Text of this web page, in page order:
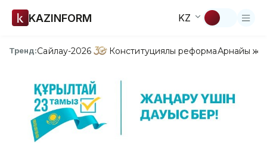
KAZINFORM KZ
Тренд:Сайлау-2026 Конституциялық реформаАрнайы